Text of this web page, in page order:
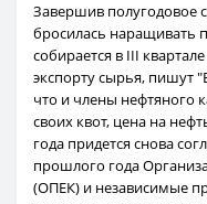
Завершив полугодовое
бросилась наращивать
собирается в III
экспорту сырья, пишут
что и члены нефтяного
своих квот, цена на
года придется снова
прошлого года
(ОПЕК) и независимые